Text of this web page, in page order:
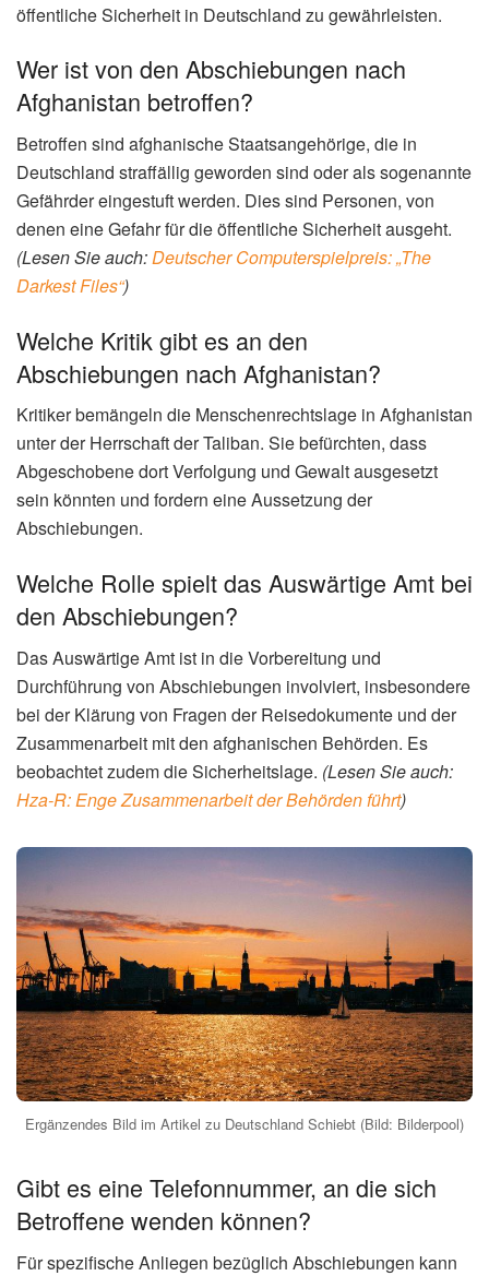
öffentliche Sicherheit in Deutschland zu gewährleisten.
Wer ist von den Abschiebungen nach
Afghanistan betroffen?
Betroffen sind afghanische Staatsangehörige, die in
Deutschland straffällig geworden sind oder als sogenannte
Gefährder eingestuft werden. Dies sind Personen, von
denen eine Gefahr für die öffentliche Sicherheit ausgeht.
(Lesen Sie auch:Deutscher Computerspielpreis: „The
Darkest Files“)
Welche Kritik gibt es an den
Abschiebungen nach Afghanistan?
Kritiker bemängeln die Menschenrechtslage in Afghanistan
unter der Herrschaft der Taliban. Sie befürchten, dass
Abgeschobene dort Verfolgung und Gewalt ausgesetzt
sein könnten und fordern eine Aussetzung der
Abschiebungen.
Welche Rolle spielt das Auswärtige Amt bei
den Abschiebungen?
Das Auswärtige Amt ist in die Vorbereitung und
Durchführung von Abschiebungen involviert, insbesondere
bei der Klärung von Fragen der Reisedokumente und der
Zusammenarbeit mit den afghanischen Behörden. Es
beobachtet zudem die Sicherheitslage. (Lesen Sie auch:
Hza-R: Enge Zusammenarbeit der Behörden führt)
Ergänzendes Bild im Artikel zu Deutschland Schiebt (Bild: Bilderpool)
Gibt es eine Telefonnummer, an die sich
Betroffene wenden können?
Für spezifische Anliegen bezüglich Abschiebungen kann